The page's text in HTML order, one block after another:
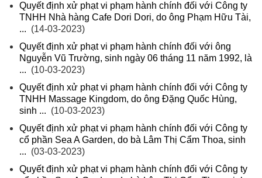
Quyết định xử phạt vi phạm hành chính đối với Công ty
TNHH Nhà hàng Cafe Dori Dori, do ông Phạm Hữu Tài,
... (14-03-2023)
Quyết định xử phạt vi phạm hành chính đối với ông
Nguyễn Vũ Trường, sinh ngày 06 tháng 11 năm 1992, là
... (10-03-2023)
Quyết định xử phạt vi phạm hành chính đối với Công ty
TNHH Massage Kingdom, do ông Đặng Quốc Hùng,
sinh ... (10-03-2023)
Quyết định xử phạt vi phạm hành chính đối với Công ty
cổ phần Sea A Garden, do bà Lâm Thị Cẩm Thoa, sinh
... (03-03-2023)
Quyết định xử phạt vi phạm hành chính đối với Công ty